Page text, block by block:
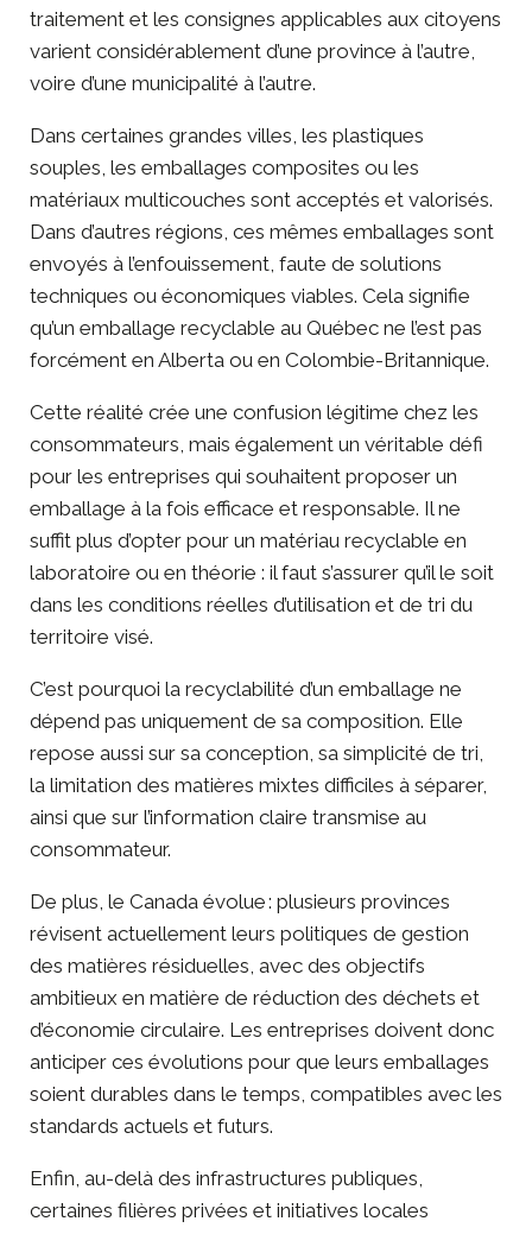
traitement et les consignes applicables aux citoyens
varient considérablement d’une province à l’autre,
voire d’une municipalité à l’autre.
Dans certaines grandes villes, les plastiques
souples, les emballages composites ou les
matériaux multicouches sont acceptés et valorisés.
Dans d’autres régions, ces mêmes emballages sont
envoyés à l’enfouissement, faute de solutions
techniques ou économiques viables. Cela signifie
qu’un emballage recyclable au Québec ne l’est pas
forcément en Alberta ou en Colombie-Britannique.
Cette réalité crée une confusion légitime chez les
consommateurs, mais également un véritable défi
pour les entreprises qui souhaitent proposer un
emballage à la fois efficace et responsable. Il ne
suffit plus d’opter pour un matériau recyclable en
laboratoire ou en théorie : il faut s’assurer qu’il le soit
dans les conditions réelles d’utilisation et de tri du
territoire visé.
C’est pourquoi la recyclabilité d’un emballage ne
dépend pas uniquement de sa composition. Elle
repose aussi sur sa conception, sa simplicité de tri,
la limitation des matières mixtes difficiles à séparer,
ainsi que sur l’information claire transmise au
consommateur.
De plus, le Canada évolue : plusieurs provinces
révisent actuellement leurs politiques de gestion
des matières résiduelles, avec des objectifs
ambitieux en matière de réduction des déchets et
d’économie circulaire. Les entreprises doivent donc
anticiper ces évolutions pour que leurs emballages
soient durables dans le temps , compatibles avec les
standards actuels et futurs.
Enfin, au-delà des infrastructures publiques,
certaines filières privées et initiatives locales